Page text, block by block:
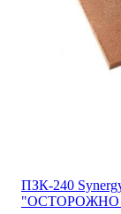
ПЗК-240
"ОСТОРОЖНО